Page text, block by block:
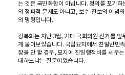
는 것은 국민화합이 아닙니다. 정의를 포기
의 정파적 문제도 아니고, 보수·진보의 이념
의 명령입니다.
광복회는 지난 3월, 21대 국회의원 선거를 앞
게 물어보았습니다. 국립묘지에서 친일반민
장을 안 할 경우, 묘지에 친일행적비를 세우
대하느냐는 질문이었습니다.